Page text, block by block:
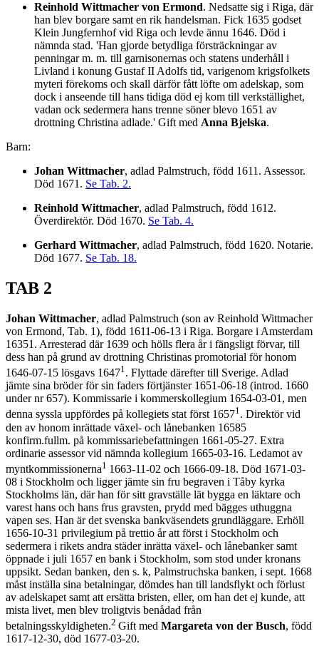
Reinhold Wittmacher von Ermond. Nedsatte sig i Riga, där
han blev borgare samt en rik handelsman. Fick 1635 godset
Klein Jungfernhof vid Riga och levde ännu 1646. Död i
nämnda stad. 'Han gjorde betydliga försträckningar av
penningar m. m. till garnisonernas och statens underhåll i
Livland i konung Gustaf II Adolfs tid, varigenom krigsfolkets
myteri förekoms och skall därför fått löfte om adelskap, som
dock i anseende till hans tidiga död ej kom till verkställighet,
vadan ock sedermera hans trenne söner blevo 1651 av
drottning Christina adlade.' Gift med Anna Bjelska.
Barn:
Johan Wittmacher, adlad Palmstruch, född 1611. Assessor.
Död 1671. Se Tab. 2.
Reinhold Wittmacher, adlad Palmstruch, född 1612.
Överdirektör. Död 1670. Se Tab. 4.
Gerhard Wittmacher, adlad Palmstruch, född 1620. Notarie.
Död 1677. Se Tab. 18.
TAB 2
Johan Wittmacher, adlad Palmstruch (son av Reinhold Wittmacher
von Ermond, Tab. 1), född 1611-06-13 i Riga. Borgare i Amsterdam
16351. Arresterad där 1639 och hölls flera år i fängsligt förvar, till
dess han på grund av drottning Christinas promotorial för honom
1646-07-15 lösgavs 16471 . Flyttade därefter till Sverige. Adlad
jämte sina bröder för sin faders förtjänster 1651-06-18 (introd. 1660
under nr 657). Kommissarie i kommerskollegium 1654-03-01, men
denna syssla uppfördes på kollegiets stat först 16571. Direktör vid
den av honom inrättade växel- och lånebanken 16585
konfirm.fullm. på kommissariebefattningen 1661-05-27. Extra
ordinarie assessor vid nämnda kollegium 1665-03-16. Ledamot av
myntkommissionerna1 1663-11-02 och 1666-09-18. Död 1671-03-
08 i Stockholm och ligger jämte sin fru begraven i Tåby kyrka
Stockholms län, där han för sitt gravställe lät bygga en läktare och
varest hans och hans frus gravsten, prydd med bägges uthuggna
vapen ses. Han är det svenska bankväsendets grundläggare. Erhöll
1656-10-31 privilegium på trettio år att först i Stockholm och
sedermera i rikets andra städer inrätta växel- och lånebanker samt
öppnade i juli 1657 en bank i Stockholm, som stod under kronans
uppsikt. Sedan banken, den s. k, Palmstruchska banken, i sept. 1668
måst inställa sina betalningar, dömdes han till landsflykt och förlust
av adelskapet samt att ersätta bristen, eller, om han det ej kunde, att
mista livet, men blev troligtvis benådad från
betalningsskyldigheten.2 Gift med Margareta von der Busch, född
1617-12-30, död 1677-03-20.